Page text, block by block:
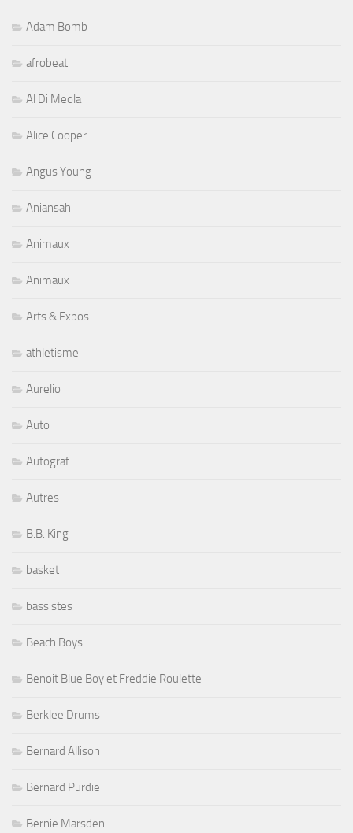
Adam Bomb
afrobeat
Al Di Meola
Alice Cooper
Angus Young
Aniansah
Animaux
Animaux
Arts & Expos
athletisme
Aurelio
Auto
Autograf
Autres
B.B. King
basket
bassistes
Beach Boys
Benoit Blue Boy et Freddie Roulette
Berklee Drums
Bernard Allison
Bernard Purdie
Bernie Marsden